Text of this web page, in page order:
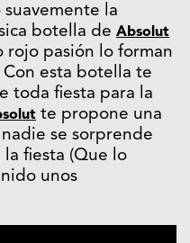
la
botella de Absolut
rojo pasión lo forman
esta botella te
toda fiesta para la
te propone una
se sorprende
fiesta (Que lo
unos